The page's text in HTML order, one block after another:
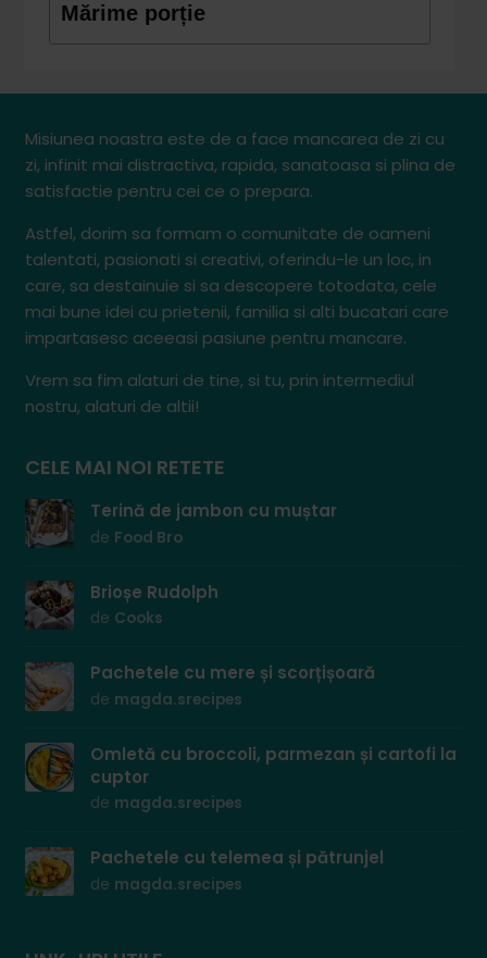
Mărime porție
Misiunea noastra este de a face mancarea de zi cu
zi, infinit mai distractiva, rapida, sanatoasa si plina de
satisfactie pentru cei ce o prepara.
Astfel, dorim sa formam o comunitate de oameni
talentati, pasionati si creativi, oferindu-le un loc, in
care, sa destainuie si sa descopere totodata, cele
mai bune idei cu prietenii, familia si alti bucatari care
impartasesc aceeasi pasiune pentru mancare.
Vrem sa fim alaturi de tine, si tu, prin intermediul
nostru, alaturi de altii!
CELE MAI NOI RETETE
Terină de jambon cu muștar
de Food Bro
Brioșe Rudolph
de Cooks
Pachetele cu mere și scorțișoară
de magda.srecipes
Omletă cu broccoli, parmezan și cartofi la
cuptor
de magda.srecipes
Pachetele cu telemea și pătrunjel
de magda.srecipes